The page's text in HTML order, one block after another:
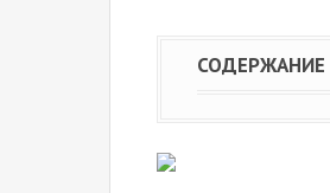
СОДЕРЖАНИЕ